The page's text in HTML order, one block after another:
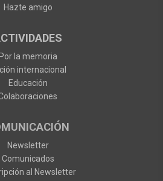
Hazte amigo
Por la memoria
internacional
Educación
Newsletter
Comunicados
al Newsletter